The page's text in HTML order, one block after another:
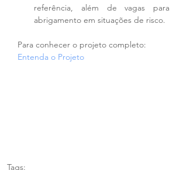
referência, além de vagas para
abrigamento em situações de risco.
Para conhecer o projeto completo:
Entenda o Projeto
Tags: